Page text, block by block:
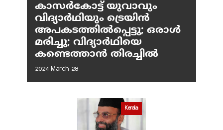
കാസർകോട്ട് യുവാവും
വിദ്യാർഥിയും ട്രെയിൻ
അപകടത്തിൽപ്പെട്ടു; ഒരാൾ
മരിച്ചു; വിദ്യാർഥിയെ
കണ്ടെത്താൻ തിരച്ചിൽ
2024 March 28
Kerala